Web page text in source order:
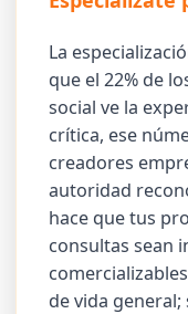
La
que el 22% de
social ve la
crítica, ese
creadores
autoridad
hace que tus
consultas sean
de vida